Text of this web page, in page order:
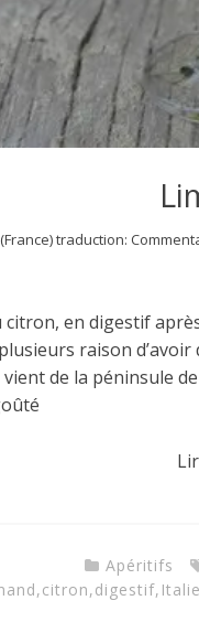
traduction:
citron, en digestif
raison d’avoir
vient de la péninsule
Apéritifs
,citron,digestif, Italie